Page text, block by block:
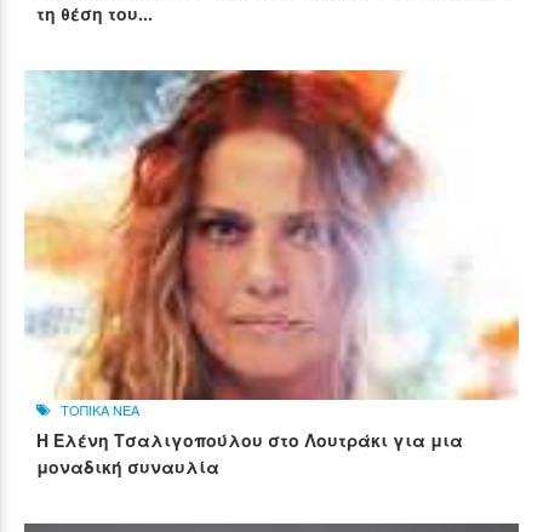
τη θέση του...
ΤΟΠΙΚΑ ΝΕΑ
Η Ελένη Τσαλιγοπούλου στο Λουτράκι για μια
μοναδική συναυλία